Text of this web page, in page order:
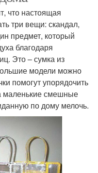
что настоящая
три вещи: скандал,
предмет, который
благодаря
Это – сумка из
модели можно
помогут упорядочить
маленькие смешные
по дому мелочь.